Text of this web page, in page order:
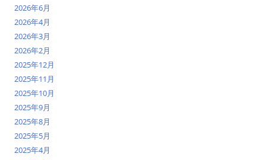
2026年6月
2026年4月
2026年3月
2026年2月
2025年12月
2025年11月
2025年10月
2025年9月
2025年8月
2025年5月
2025年4月